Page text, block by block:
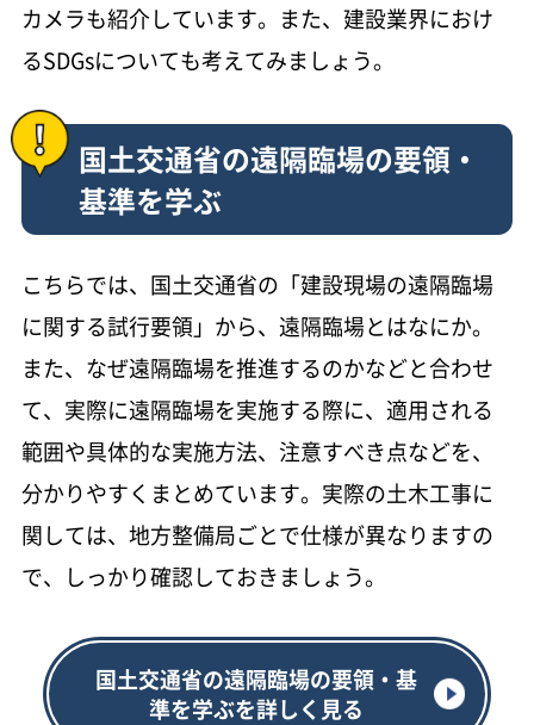
カメラも紹介しています。また、建設業界におけ
るSDGsについても考えてみましょう。
国土交通省の遠隔臨場の要領・
基準を学ぶ
こちらでは、国土交通省の「建設現場の遠隔臨場
に関する試行要領」から、遠隔臨場とはなにか。
また、なぜ遠隔臨場を推進するのかなどと合わせ
て、実際に遠隔臨場を実施する際に、適用される
範囲や具体的な実施方法、注意すべき点などを、
分かりやすくまとめています。実際の土木工事に
関しては、地方整備局ごとで仕様が異なりますの
で、しっかり確認しておきましょう。
国土交通省の遠隔臨場の要領・基
準を学ぶを詳しく見る